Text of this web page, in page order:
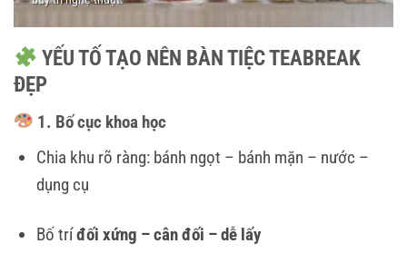
YẾU TỐ TẠO NÊN BÀN TIỆC TEABREAK
ĐẸP
1. Bố cục khoa học
Chia khu rõ ràng: bánh ngọt – bánh mặn – nước –
dụng cụ
Bố tríđối xứng – cân đối – dễ lấy